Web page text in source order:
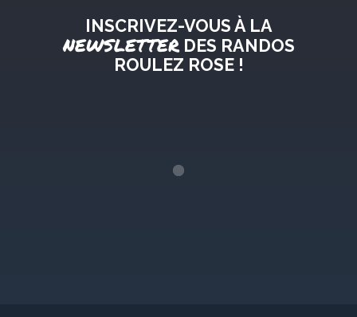
INSCRIVEZ-VOUS À LA
NEWSLETTERDES RANDOS
ROULEZ ROSE !